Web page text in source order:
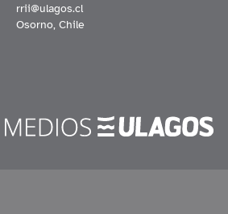
rrii@ulagos.cl
Osorno, Chile